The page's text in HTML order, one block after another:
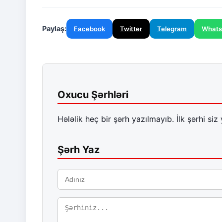
Paylaş: Facebook Twitter Telegram
Oxucu Şərhləri
Hələlik heç bir şərh yazılmayıb. İlk şərhi siz
Şərh Yaz